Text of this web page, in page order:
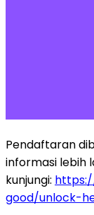
Pendaftaran
informasi lebih
kunjungi:
good/unlock-